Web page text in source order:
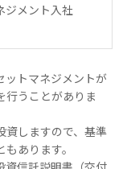
ジメント入社
ットマネジメントが
行うことがありま
資しますので、基準
あります。